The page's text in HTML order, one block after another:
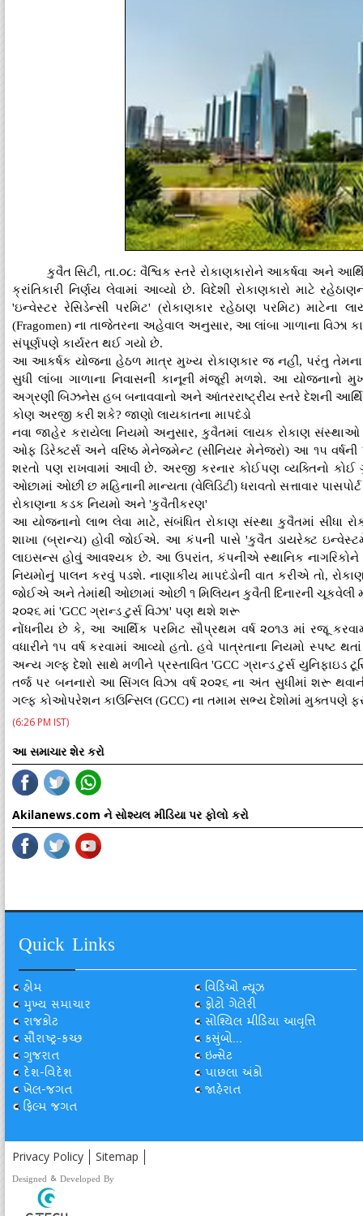
કુવૈત સિટી, તા.૦૮: વૈશ્વિક સ્તરે રોકાણકારોને આકર્ષવા અને
ક્રાંતિકારી નિર્ણય લેવામાં આવ્યો છે. વિદેશી રોકાણકારો માટે
'ઇન્વેસ્ટર રેસિડેન્સી પરમિટ' (રોકાણકાર રહેઠાણ પરમિટ) માટેના
(Fragomen) ના તાજેતરના અહેવાલ અનુસાર, આ લાંબા ગાળાના વિઝા
સંપૂર્ણપણે કાર્યરત થઈ ગયો છે.
આ આકર્ષક યોજના હેઠળ માત્ર મુખ્ય રોકાણકાર જ નહીં, પરંતુ તેમના
સુધી લાંબા ગાળાના નિવાસની કાનૂની મંજૂરી મળશે. આ
અગ્રણી બિઝનેસ હબ બનાવવાનો અને આંતરરાષ્ટ્રીય સ્તરે દેશની
કોણ અરજી કરી શકે? જાણો લાયકાતના માપદંડો
નવા જાહેર કરાયેલા નિયમો અનુસાર, કુવૈતમાં લાયક રોકાણ સંસ્થાઓ
ઓફ ડિરેક્ટર્સ અને વરિષ્ઠ મેનેજમેન્ટ (સીનિયર મેનેજરો) આ ૧૫
શરતો પણ રાખવામાં આવી છે. અરજી કરનાર કોઈપણ વ્યક્તિનો કોઈ
ઓછામાં ઓછી છ મહિનાની માન્યતા (વેલિડિટી) ધરાવતો સત્તાવાર
રોકાણના કડક નિયમો અને 'કુવૈતીકરણ'
આ યોજનાનો લાભ લેવા માટે, સંબંધિત રોકાણ સંસ્થા કુવૈતમાં સીધા
શાખા (બ્રાન્ચ) હોવી જોઈએ. આ કંપની પાસે 'કુવૈત ડાયરેક્ટ
લાઇસન્સ હોવું આવશ્યક છે. આ ઉપરાંત, કંપનીએ સ્થાનિક નાગરિકોને
નિયમોનું પાલન કરવું પડશે. નાણાકીય માપદંડોની વાત કરીએ તો,
જોઈએ અને તેમાંથી ઓછામાં ઓછી ૧ મિલિયન કુવૈતી દિનારની ચૂકવેલી
૨૦૨૬ માં 'GCC ગ્રાન્ડ ટુર્સ વિઝા' પણ થશે શરૂ
નોંધનીય છે કે, આ આર્થિક પરમિટ સૌપ્રથમ વર્ષ ૨૦૧૩ માં રજૂ
વધારીને ૧૫ વર્ષ કરવામાં આવ્યો હતો. હવે પાત્રતાના નિયમો
અન્ય ગલ્ફ દેશો સાથે મળીને પ્રસ્તાવિત 'GCC ગ્રાન્ડ ટુર્સ યુનિફાઇડ
તર્જ પર બનનારો આ સિંગલ વિઝા વર્ષ ૨૦૨૬ ના અંત સુધીમાં શરૂ
ગલ્ફ કોઓપરેશન કાઉન્સિલ (GCC) ના તમામ સભ્ય દેશોમાં મુક્તપણે
(6:26 PM IST)
આ સમાચાર શેર કરો
Akilanews.com ને સોશ્યલ મીડિયા પર ફોલો કરો
Quick Links
હોમ
મુખ્ય સમાચાર
રાજકોટ
સૌરાષ્ટ્ર-કચ્છ
ગુજરાત
દેશ-વિદેશ
ખેલ-જગત
ફિલ્મ જગત
વિડિઓ ન્યૂઝ
ફોટો ગેલેરી
સોશ્યિલ મીડિયા આવૃત્તિ
કસુંબો...
ઇન્સેટ
પાછલા અંકો
જાહેરાત
Privacy Policy Sitemap
Designed & Developed By